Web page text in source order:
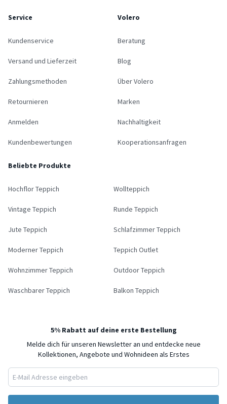
Service
Kundenservice
Versand und Lieferzeit
Zahlungsmethoden
Retournieren
Anmelden
Kundenbewertungen
Volero
Beratung
Blog
Über Volero
Marken
Nachhaltigkeit
Kooperationsanfragen
Beliebte Produkte
Hochflor Teppich Wollteppich
Vintage Teppich Runde Teppich
Jute Teppich Schlafzimmer Teppich
Moderner Teppich Teppich Outlet
Wohnzimmer Teppich Outdoor Teppich
Waschbarer Teppich Balkon Teppich
5% Rabatt auf deine erste Bestellung
Melde dich für unseren Newsletter an und entdecke neue
Kollektionen, Angebote und Wohnideen als Erstes